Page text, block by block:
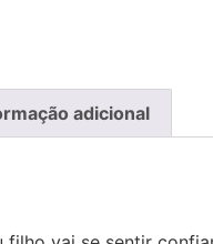
adicional